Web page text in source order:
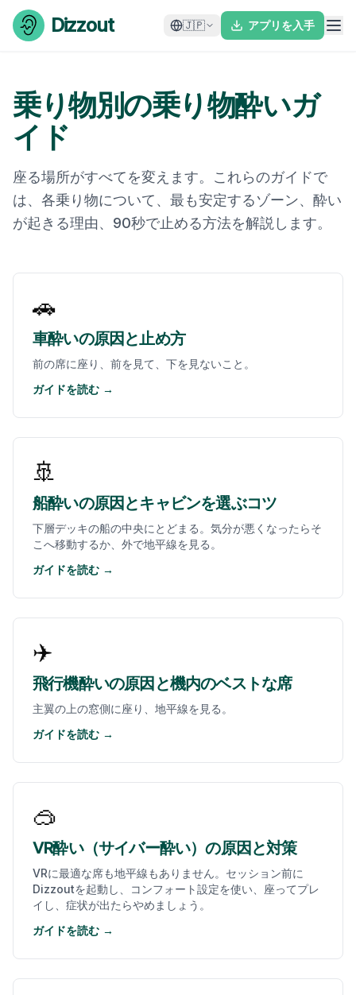
Skip to content
Dizzout 🇯🇵 アプリを入手
乗り物別の乗り物酔いガ
イド
座る場所がすべてを変えます。これらのガイドで
は、各乗り物について、最も安定するゾーン、酔い
が起きる理由、90秒で止める方法を解説します。
🚗
車酔いの原因と止め方
前の席に座り、前を見て、下を見ないこと。
ガイドを読む →
🚢
船酔いの原因とキャビンを選ぶコツ
下層デッキの船の中央にとどまる。気分が悪くなったらそ
こへ移動するか、外で地平線を見る。
ガイドを読む →
✈️
飛行機酔いの原因と機内のベストな席
主翼の上の窓側に座り、地平線を見る。
ガイドを読む →
🥽
VR酔い（サイバー酔い）の原因と対策
VRに最適な席も地平線もありません。セッション前に
Dizzoutを起動し、コンフォート設定を使い、座ってプレ
イし、症状が出たらやめましょう。
ガイドを読む →